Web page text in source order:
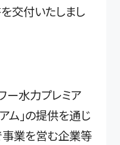
交付いたしまし
ー水力プレミア
ム」の提供を通じ
事業を営む企業等